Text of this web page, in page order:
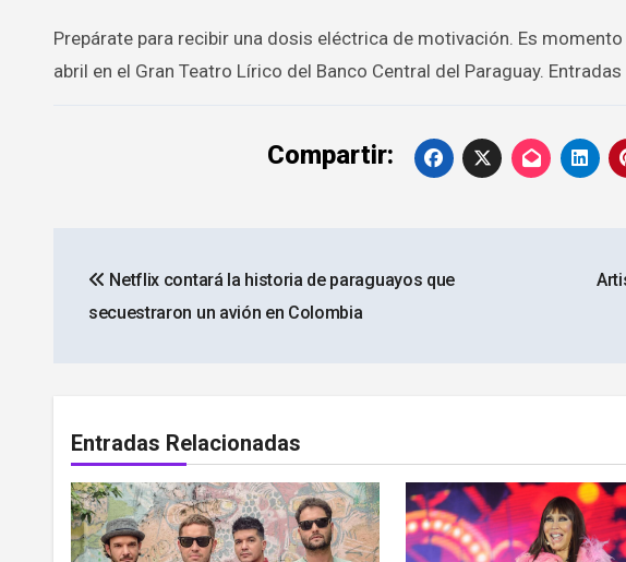
Prepárate para recibir una dosis eléctrica de motivación. Es
abril en el Gran Teatro Lírico del Banco Central del Paraguay.
Compartir:
de
Netflix contará la historia de paraguayos que
secuestraron un avión en Colombia
Entradas Relacionadas